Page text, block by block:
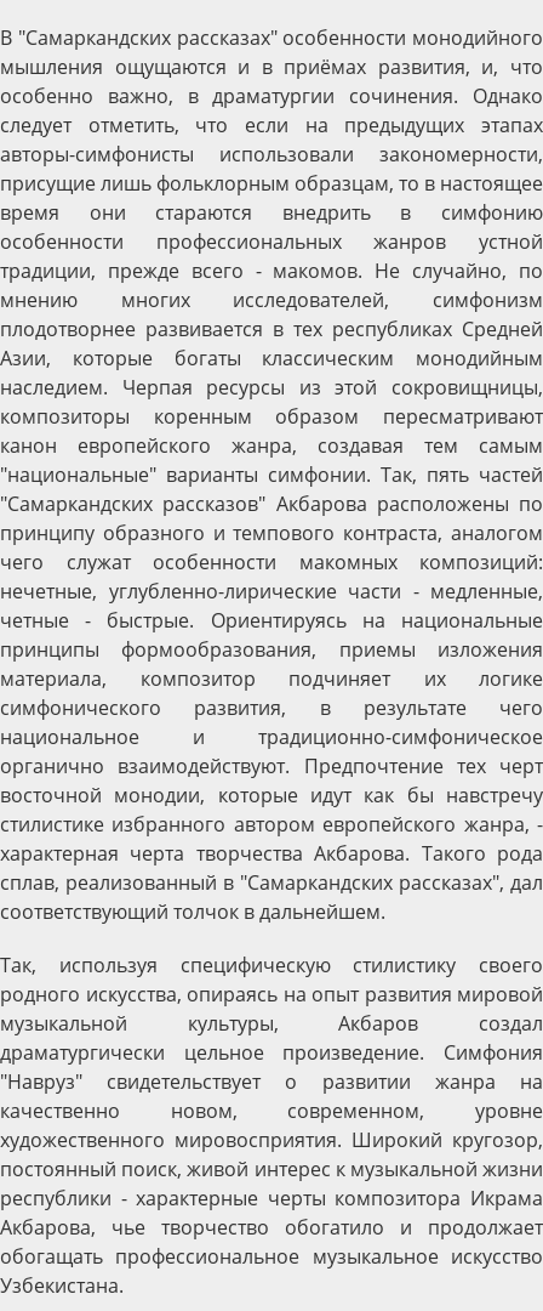
В "Самаркандских рассказах" особенности монодийного
мышления ощущаются и в приёмах развития, и, что
особенно важно, в драматургии сочинения. Однако
следует отметить, что если на предыдущих этапах
авторы-симфонисты использовали закономерности,
присущие лишь фольклорным образцам, то в настоящее
время они стараются внедрить в симфонию
особенности профессиональных жанров устной
традиции, прежде всего - макомов. Не случайно, по
мнению многих исследователей, симфонизм
плодотворнее развивается в тех республиках Средней
Азии, которые богаты классическим монодийным
наследием. Черпая ресурсы из этой сокровищницы,
композиторы коренным образом пересматривают
канон европейского жанра, создавая тем самым
"национальные" варианты симфонии. Так, пять частей
"Самаркандских рассказов" Акбарова расположены по
принципу образного и темпового контраста, аналогом
чего служат особенности макомных композиций:
нечетные, углубленно-лирические части - медленные,
четные - быстрые. Ориентируясь на национальные
принципы формообразования, приемы изложения
материала, композитор подчиняет их логике
симфонического развития, в результате чего
национальное и традиционно-симфоническое
органично взаимодействуют. Предпочтение тех черт
восточной монодии, которые идут как бы навстречу
стилистике избранного автором европейского жанра, -
характерная черта творчества Акбарова. Такого рода
сплав, реализованный в "Самаркандских рассказах", дал
соответствующий толчок в дальнейшем.
Так, используя специфическую стилистику своего
родного искусства, опираясь на опыт развития мировой
музыкальной культуры, Акбаров создал
драматургически цельное произведение. Симфония
"Навруз" свидетельствует о развитии жанра на
качественно новом, современном, уровне
художественного мировосприятия. Широкий кругозор,
постоянный поиск, живой интерес к музыкальной жизни
республики - характерные черты композитора Икрама
Акбарова, чье творчество обогатило и продолжает
обогащать профессиональное музыкальное искусство
Узбекистана.